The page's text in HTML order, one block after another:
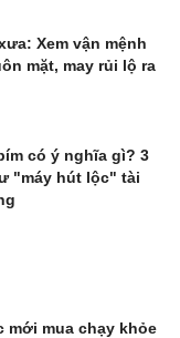
Xem vận mệnh
mặt, may rủi lộ ra
có ý nghĩa gì? 3
"máy hút lộc" tài
mới mua chạy khỏe